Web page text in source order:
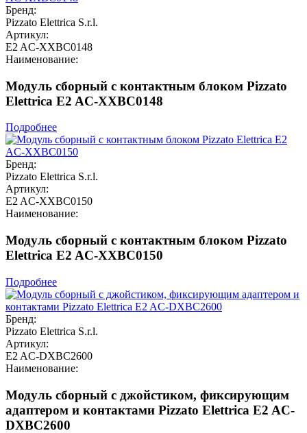
Бренд:
Pizzato Elettrica S.r.l.
Артикул:
E2 AC-XXBC0148
Наименование:
Модуль сборный с контактным блоком Pizzato
Elettrica E2 AC-XXBC0148
Подробнее
Бренд:
Pizzato Elettrica S.r.l.
Артикул:
E2 AC-XXBC0150
Наименование:
Модуль сборный с контактным блоком Pizzato
Elettrica E2 AC-XXBC0150
Подробнее
Бренд:
Pizzato Elettrica S.r.l.
Артикул:
E2 AC-DXBC2600
Наименование:
Модуль сборный с джойстиком, фиксирующим
адаптером и контактами Pizzato Elettrica E2 AC-
DXBC2600